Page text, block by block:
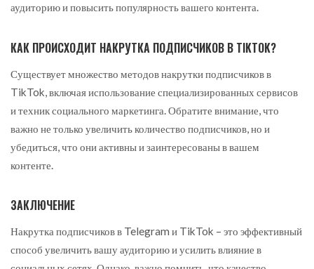
аудиторию и повысить популярность вашего контента.
КАК ПРОИСХОДИТ НАКРУТКА ПОДПИСЧИКОВ В TIKTOK?
Существует множество методов накрутки подписчиков в
TikTok, включая использование специализированных сервисов
и техник социального маркетинга. Обратите внимание, что
важно не только увеличить количество подписчиков, но и
убедиться, что они активны и заинтересованы в вашем
контенте.
ЗАКЛЮЧЕНИЕ
Накрутка подписчиков в Telegram и TikTok – это эффективный
способ увеличить вашу аудиторию и усилить влияние в